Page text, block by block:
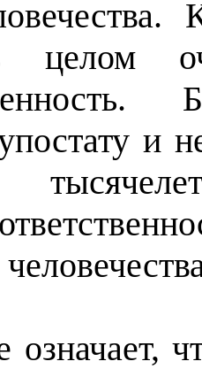
целом
и
означает,